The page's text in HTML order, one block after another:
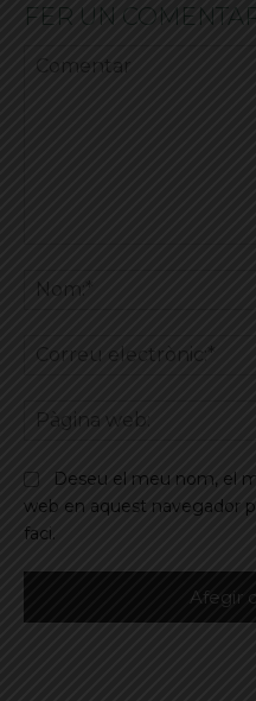
FER UN
Deseu el meu nom, el
web en aquest navegador
faci.